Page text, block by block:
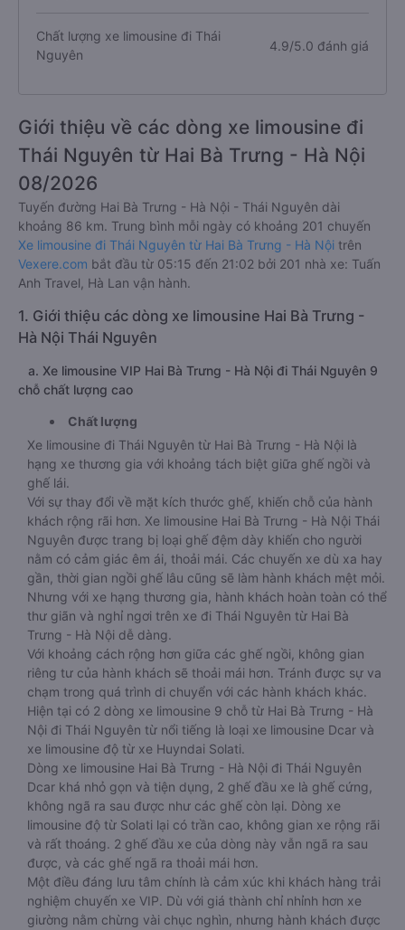
Chất lượng xe limousine đi Thái
Nguyên
4.9/5.0 đánh giá
Giới thiệu về các dòng xe limousine đi
Thái Nguyên từ Hai Bà Trưng - Hà Nội
08/2026
Tuyến đường Hai Bà Trưng - Hà Nội - Thái Nguyên dài
khoảng 86 km. Trung bình mỗi ngày có khoảng 201 chuyến
Xe limousine đi Thái Nguyên từ Hai Bà Trưng - Hà Nội trên
Vexere.com bắt đầu từ 05:15 đến 21:02 bởi 201 nhà xe: Tuấn
Anh Travel, Hà Lan vận hành.
1. Giới thiệu các dòng xe limousine Hai Bà Trưng -
Hà Nội Thái Nguyên
a. Xe limousine VIP Hai Bà Trưng - Hà Nội đi Thái Nguyên 9
chỗ chất lượng cao
Chất lượng
Xe limousine đi Thái Nguyên từ Hai Bà Trưng - Hà Nội là
hạng xe thương gia với khoảng tách biệt giữa ghế ngồi và
ghế lái.
Với sự thay đổi về mặt kích thước ghế, khiến chỗ của hành
khách rộng rãi hơn. Xe limousine Hai Bà Trưng - Hà Nội Thái
Nguyên được trang bị loại ghế đệm dày khiến cho người
nằm có cảm giác êm ái, thoải mái. Các chuyến xe dù xa hay
gần, thời gian ngồi ghế lâu cũng sẽ làm hành khách mệt mỏi.
Nhưng với xe hạng thương gia, hành khách hoàn toàn có thể
thư giãn và nghỉ ngơi trên xe đi Thái Nguyên từ Hai Bà
Trưng - Hà Nội dễ dàng.
Với khoảng cách rộng hơn giữa các ghế ngồi, không gian
riêng tư của hành khách sẽ thoải mái hơn. Tránh được sự va
chạm trong quá trình di chuyển với các hành khách khác.
Hiện tại có 2 dòng xe limousine 9 chỗ từ Hai Bà Trưng - Hà
Nội đi Thái Nguyên từ nổi tiếng là loại xe limousine Dcar và
xe limousine độ từ xe Huyndai Solati.
Dòng xe limousine Hai Bà Trưng - Hà Nội đi Thái Nguyên
Dcar khá nhỏ gọn và tiện dụng, 2 ghế đầu xe là ghế cứng,
không ngã ra sau được như các ghế còn lại. Dòng xe
limousine độ từ Solati lại có trần cao, không gian xe rộng rãi
và rất thoáng. 2 ghế đầu xe của dòng này vẫn ngã ra sau
được, và các ghế ngã ra thoải mái hơn.
Một điều đáng lưu tâm chính là cảm xúc khi khách hàng trải
nghiệm chuyến xe VIP. Dù với giá thành chỉ nhỉnh hơn xe
giường nằm chừng vài chục nghìn, nhưng hành khách được